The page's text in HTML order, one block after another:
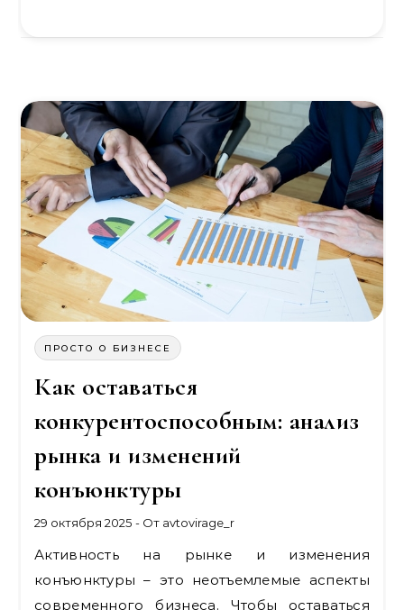
ПРОСТО О БИЗНЕСЕ
Как оставаться
конкурентоспособным: анализ
рынка и изменений
конъюнктуры
29 октября 2025 - От avtovirage_r
Активность на рынке и изменения
конъюнктуры – это неотъемлемые аспекты
современного бизнеса. Чтобы оставаться